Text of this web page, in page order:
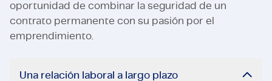
oportunidad de combinar la seguridad de un
contrato permanente con su pasión por el
emprendimiento.
Una relación laboral a largo plazo